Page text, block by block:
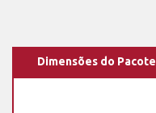
Dimensões do Pacote